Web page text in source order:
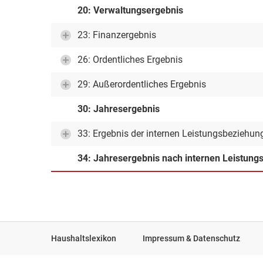
20: Verwaltungsergebnis
23: Finanzergebnis
26: Ordentliches Ergebnis
29: Außerordentliches Ergebnis
30: Jahresergebnis
33: Ergebnis der internen
34: Jahresergebnis nach internen
Haushaltslexikon Impressum & Datenschutz